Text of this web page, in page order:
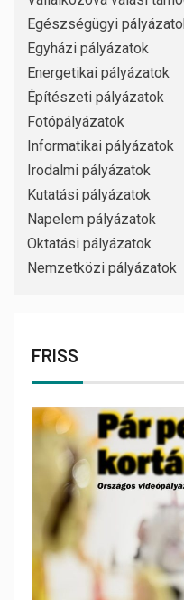
Egészségügyi
Egyházi pályázatok
Energetikai pályázatok
Építészeti pályázatok
Fotópályázatok
Informatikai pályázatok
Irodalmi pályázatok
Kutatási pályázatok
Napelem pályázatok
Oktatási pályázatok
Nemzetközi pályázatok
FRISS